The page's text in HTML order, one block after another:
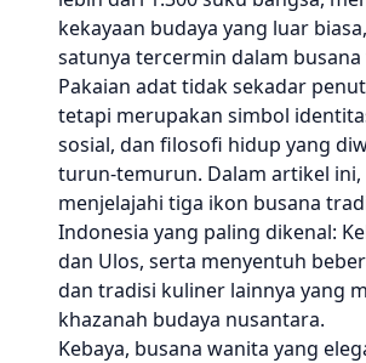
kekayaan budaya yang luar
satunya tercermin dalam
Pakaian adat tidak sekadar
tetapi merupakan simbol
sosial, dan filosofi hidup yang
turun-temurun. Dalam artikel ini,
menjelajahi tiga ikon busana
Indonesia yang paling dikenal:
dan Ulos, serta menyentuh
dan tradisi kuliner lainnya yang
khazanah budaya nusantara.
Kebaya, busana wanita yang